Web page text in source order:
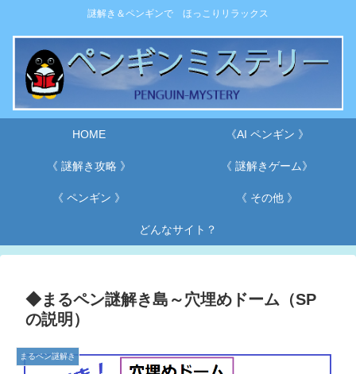
謎解き＆ペンギンで ほっこりリラックス
HOME 《AI ペンギン 》
《 謎解き攻略 》 《 謎解きゲーム》
《 ペンギン 》 《 その他 》
どんなサイト？
◆まるペン謎解き島～穴埋めドーム（SP
の説明）
まるペン謎解き